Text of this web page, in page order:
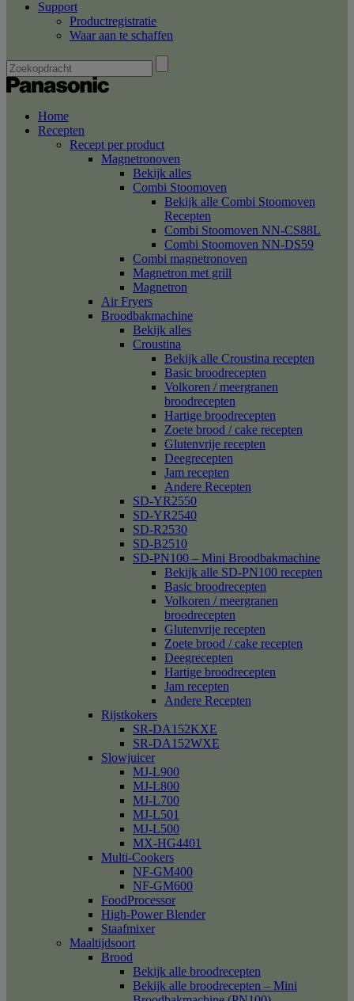
Support
Productregistratie
Waar aan te schaffen
Home
Recepten
Recept per product
Magnetronoven
Bekijk alles
Combi Stoomoven
Bekijk alle Combi Stoomoven
Recepten
Combi Stoomoven NN-CS88L
Combi Stoomoven NN-DS59
Combi magnetronoven
Magnetron met grill
Magnetron
Air Fryers
Broodbakmachine
Bekijk alles
Croustina
Bekijk alle Croustina recepten
Basic broodrecepten
Volkoren / meergranen
broodrecepten
Hartige broodrecepten
Zoete brood / cake recepten
Glutenvrije recepten
Deegrecepten
Jam recepten
Andere Recepten
SD-YR2550
SD-YR2540
SD-R2530
SD-B2510
SD-PN100 – Mini Broodbakmachine
Bekijk alle SD-PN100 recepten
Basic broodrecepten
Volkoren / meergranen
broodrecepten
Glutenvrije recepten
Zoete brood / cake recepten
Deegrecepten
Hartige broodrecepten
Jam recepten
Andere Recepten
Rijstkokers
SR-DA152KXE
SR-DA152WXE
Slowjuicer
MJ-L900
MJ-L800
MJ-L700
MJ-L501
MJ-L500
MX-HG4401
Multi-Cookers
NF-GM400
NF-GM600
FoodProcessor
High-Power Blender
Staafmixer
Maaltijdsoort
Brood
Bekijk alle broodrecepten
Bekijk alle broodrecepten – Mini